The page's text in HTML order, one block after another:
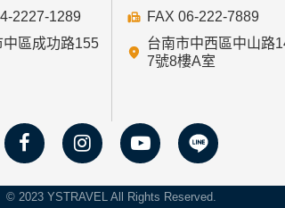
究而有必要，且資料經過提供者處理或蒐
使用者權益或導致任何人遭受損害時，經
外廠商或個人善盡監督管理之責。
的Cookie，若您不願接受Cookie的寫入
2227-1289
中區成功路155
FAX 06-222-7889
台南市中西區中山路
7號8樓A室
© 2023 YSTRAVEL All Rights Reserved.